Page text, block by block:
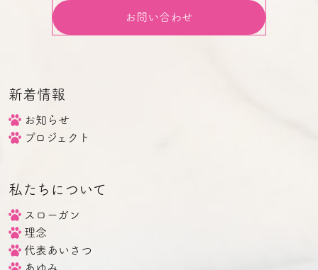
お問い合わせ
新着情報
お知らせ
プロジェクト
私たちについて
スローガン
理念
代表あいさつ